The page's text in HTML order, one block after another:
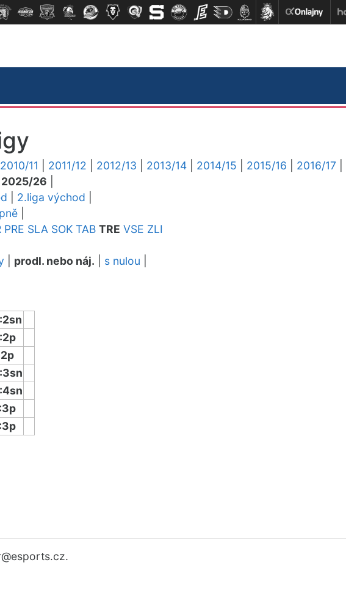
2010/11 2011/12 2012/13 2013/14 2014/15 2015/16 2016/17
2025/26
2.liga východ
PRE SLA SOK TAB TRE VSE ZLI
prodl. nebo náj. s nulou
@esports.cz.